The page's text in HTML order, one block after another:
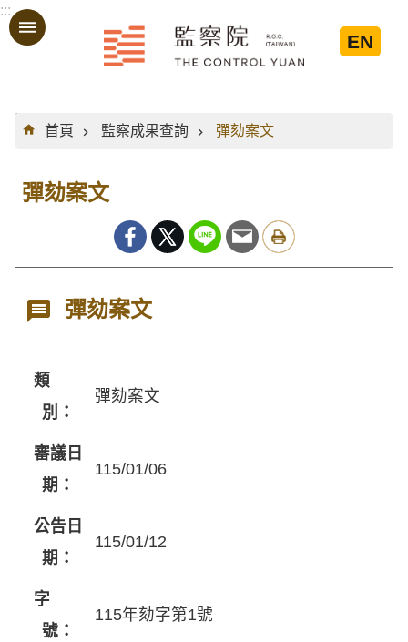
跳到主要內容區塊
:::
EN
:::
首頁
監察成果查詢 彈劾案文
彈劾案文
彈劾案文
類
別：
彈劾案文
審議日
期：
115/01/06
公告日
期：
115/01/12
字
號：
115年劾字第1號